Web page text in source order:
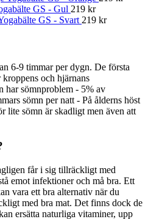
GS - Gul 219 kr
GS - Svart 219 kr
6-9 timmar per dygn. De första
och hjärnans
har sömnproblem - 5% av
sömn per natt - På ålderns höst
lite sömn är skadligt men även att
får i sig tillräckligt med
emot infektioner och må bra. Ett
vara ett bra alternativ när du
med bra mat. Det finns dock de
ersätta naturliga vitaminer, upp